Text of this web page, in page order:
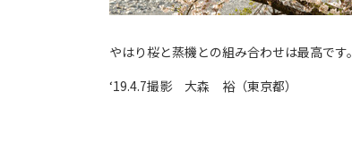
やはり桜と蒸機との組み合わせは最高です。
‘19.4.7撮影 大森 裕（東京都）